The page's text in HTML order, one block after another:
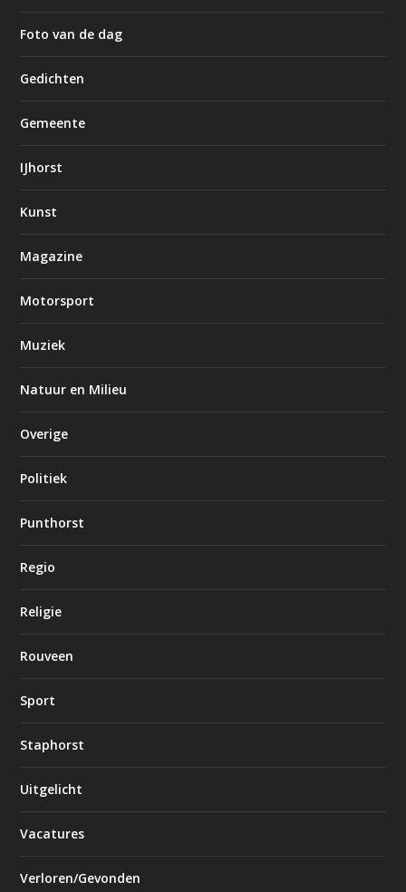
Foto van de dag
Gedichten
Gemeente
IJhorst
Kunst
Magazine
Motorsport
Muziek
Natuur en Milieu
Overige
Politiek
Punthorst
Regio
Religie
Rouveen
Sport
Staphorst
Uitgelicht
Vacatures
Verloren/Gevonden